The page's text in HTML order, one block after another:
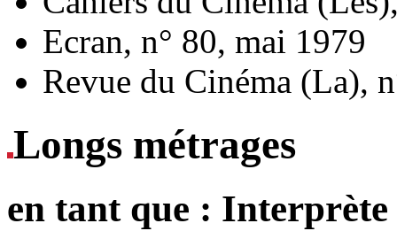
Ecran, n° 80, mai 1979
Revue du Cinéma (La),
Longs métrages
en tant que : Interprète